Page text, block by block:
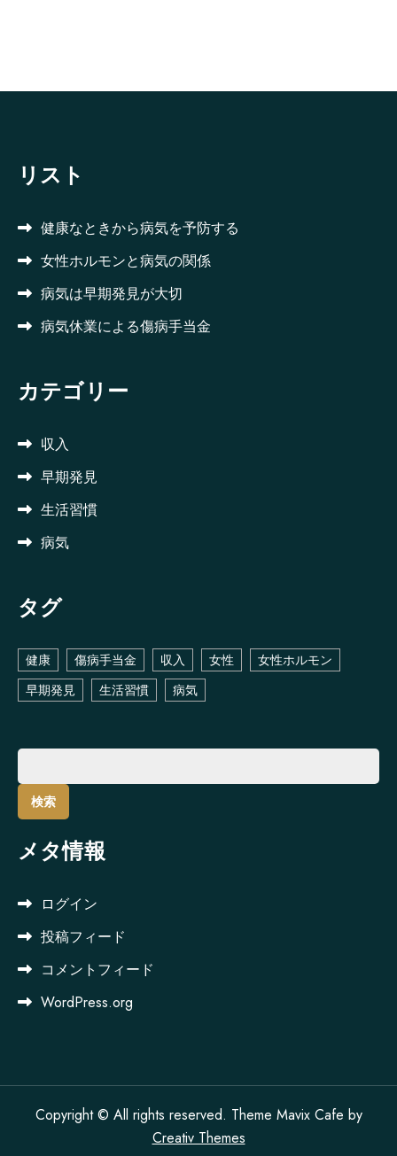
リスト
健康なときから病気を予防する
女性ホルモンと病気の関係
病気は早期発見が大切
病気休業による傷病手当金
カテゴリー
収入
早期発見
生活習慣
病気
タグ
健康 傷病手当金 収入 女性
女性ホルモン
早期発見
生活習慣 病気
検
索:
メタ情報
ログイン
投稿フィード
コメントフィード
WordPress.org
Copyright © All rights reserved. Theme Mavix Cafe by
Creativ Themes